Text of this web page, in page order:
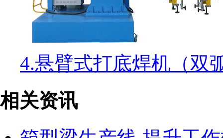
4.悬臂式打底焊机（双
相关资讯